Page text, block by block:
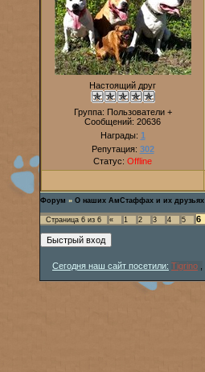
Настоящий друг
Группа: Пользователи +
Сообщений: 20636
Награды: 1
Репутация: 302
Статус: Offline
Форум » О наших АмСтаффах и их друзьях
Страница 6 из 6 « 1 2 3 4 5 6
Сегодня наш сайт посетили: Tigrino